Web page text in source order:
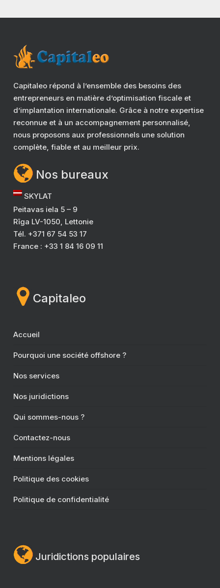
Capitaleo répond à l’ensemble des besoins des
entrepreneurs en matière d’optimisation fiscale et
d’implantation internationale. Grâce à notre expertise
reconnue et à un accompagnement personnalisé,
nous proposons aux professionnels une solution
complète, fiable et au meilleur prix.
Nos bureaux
SKYLAT
Peitavas iela 5 – 9
Rīga LV-1050, Lettonie
Tél. +371 67 54 53 17
France : +33 1 84 16 09 11
Capitaleo
Accueil
Pourquoi une société offshore ?
Nos services
Nos juridictions
Qui sommes-nous ?
Contactez-nous
Mentions légales
Politique des cookies
Politique de confidentialité
Juridictions populaires